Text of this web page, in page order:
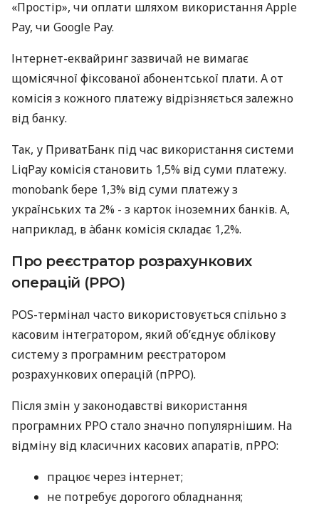
«Простір», чи оплати шляхом використання Apple
Pay, чи Google Pay.
Інтернет-еквайринг зазвичай не вимагає
щомісячної фіксованої абонентської плати. А от
комісія з кожного платежу відрізняється залежно
від банку.
Так, у ПриватБанк під час використання системи
LiqPay комісія становить 1,5% від суми платежу.
monobank бере 1,3% від суми платежу з
українських та 2% - з карток іноземних банків. А,
наприклад, в àбанк комісія складає 1,2%.
Про реєстратор розрахункових
операцій (РРО)
POS-термінал часто використовується спільно з
касовим інтегратором, який об’єднує облікову
систему з програмним реєстратором
розрахункових операцій (пРРО).
Після змін у законодавстві використання
програмних РРО стало значно популярнішим. На
відміну від класичних касових апаратів, пРРО:
працює через інтернет;
не потребує дорогого обладнання;